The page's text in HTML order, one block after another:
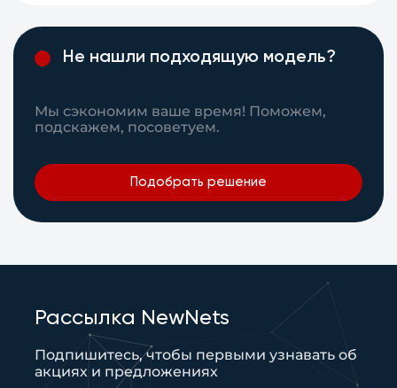
Не нашли подходящую модель?
Мы сэкономим ваше время! Поможем,
подскажем, посоветуем.
Подобрать решение
Рассылка NewNets
Подпишитесь, чтобы первыми узнавать об
акциях и предложениях